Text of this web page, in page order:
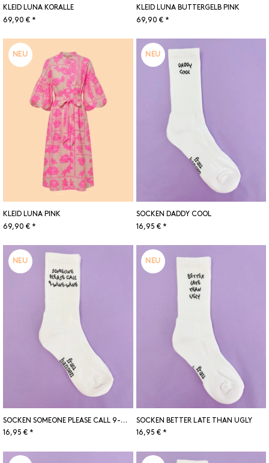
KLEID LUNA KORALLE
69,90 € *
KLEID LUNA BUTTERGELB PINK
69,90 € *
NEU
KLEID LUNA PINK
69,90 € *
NEU
SOCKEN DADDY COOL
16,95 € *
NEU
SOCKEN SOMEONE PLEASE CALL 9-WINE-WINE
16,95 € *
NEU
SOCKEN BETTER LATE THAN UGLY
16,95 € *